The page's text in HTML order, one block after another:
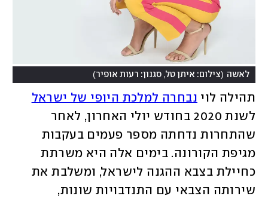
לאשה (צילום: איתן טל, סגנון: רעות אופיר)
תהילה לוי נבחרה למלכת היופי של ישראל
מגיפת הקורונה. בימים אלה היא משרתת
כחיילת בצבא ההגנה לישראל, ומשלבת את